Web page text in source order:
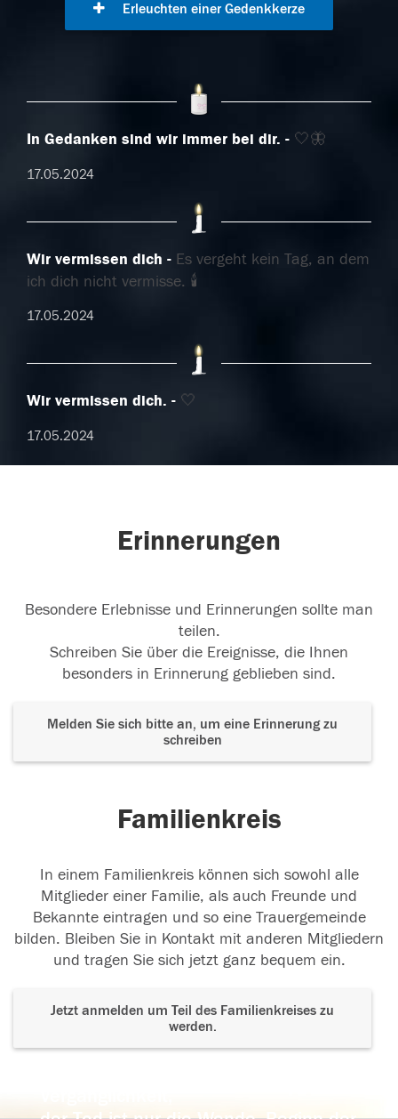
Erleuchten einer Gedenkkerze
In Gedanken sind wir immer bei dir. 🤍🦋
17.05.2024
Wir vermissen dich
Es vergeht kein Tag, an dem
ich dich nicht vermisse. 🕯️
17.05.2024
Wir vermissen dich. 🤍
17.05.2024
Erinnerungen
Besondere Erlebnisse und Erinnerungen sollte man
teilen.
Schreiben Sie über die Ereignisse, die Ihnen
besonders in Erinnerung geblieben sind.
Melden Sie sich bitte an, um eine Erinnerung zu
schreiben
Familienkreis
In einem Familienkreis können sich sowohl alle
Mitglieder einer Familie, als auch Freunde und
Bekannte eintragen und so eine Trauergemeinde
bilden. Bleiben Sie in Kontakt mit anderen Mitgliedern
und tragen Sie sich jetzt ganz bequem ein.
Jetzt anmelden um Teil des Familienkreises zu
werden.